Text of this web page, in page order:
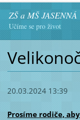
ZŠ a MŠ JASENNÁ
Učíme se pro život
20.03.2024 13:39
Prosíme rodiče,